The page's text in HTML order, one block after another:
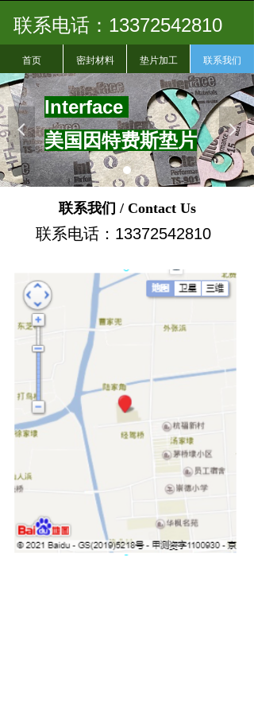
首页 密封材料 垫片加工 联系我们
联系电话：13372542810
Interface
美国因特费斯垫片
넳 넲
联系我们 / Contact Us
联系电话：13372542810